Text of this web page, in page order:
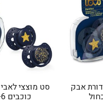
אבק סט מוצצי
כוכבים 3-6 כחול